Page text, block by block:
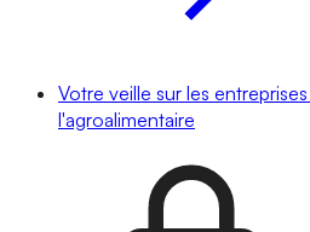
Votre veille sur les
l'agroalimentaire